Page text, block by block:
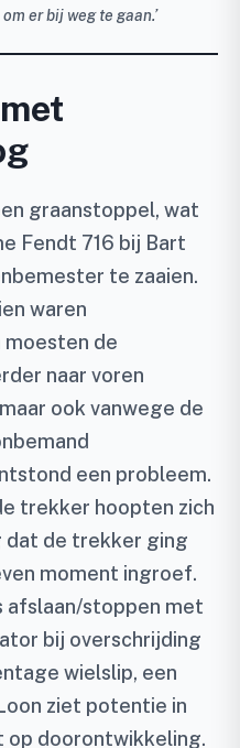
er bij weg te gaan.’
graanstoppel, wat
Fendt 716 bij Bart
te zaaien.
waren
de
naar voren
ook vanwege de
een probleem.
trekker hoopten zich
dat de trekker ging
moment ingroef.
afslaan/stoppen met
bij overschrijding
wielslip, een
ziet potentie in
op doorontwikkeling.